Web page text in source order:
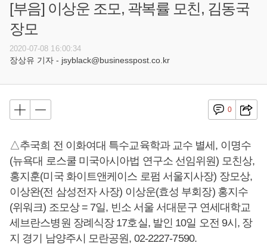
[부음] 이상운 조모, 곽복률 모친, 김동국
장모
2020-07-08 16:00:34
장상유 기자 - jsyblack@businesspost.co.kr
0
△추국희 전 이화여대 특수교육학과 교수 별세, 이명수
(뉴욕대 로스쿨 미국아시아법 연구소 선임위원) 모친상,
홍지훈(미국 화이트앤케이스 로펌 서울지사장) 장모상,
이상완(전 삼성전자 사장) 이상운(효성 부회장) 홍지수
(위워크) 조모상 = 7일, 빈소 서울 서대문구 연세대학교
세브란스병원 장례식장 17호실, 발인 10일 오전 9시, 장
지 경기 남양주시 모란공원, 02-2227-7590.